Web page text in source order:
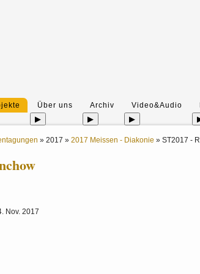
Über uns
▶
Archiv
▶
Video&Audio
▶
» 2017 » 2017 Meissen - Diakonie » ST2017 -
Nov. 2017